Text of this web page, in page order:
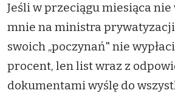
Jeśli w przeciągu miesiąca
mnie na ministra
swoich „poczynań" nie
procent, len list wraz z
dokumentami wyślę do